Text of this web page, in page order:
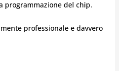
programmazione del chip.
professionale e davvero